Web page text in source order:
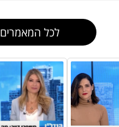
לכל המאמרים